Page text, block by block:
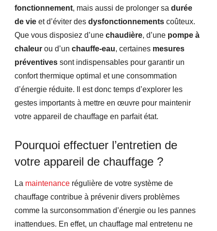
fonctionnement, mais aussi de prolonger sa durée
de vie et d’éviter des dysfonctionnements coûteux.
Que vous disposiez d’une chaudière, d’une pompe à
chaleur ou d’un chauffe-eau, certaines mesures
préventives sont indispensables pour garantir un
confort thermique optimal et une consommation
d’énergie réduite. Il est donc temps d’explorer les
gestes importants à mettre en œuvre pour maintenir
votre appareil de chauffage en parfait état.
Pourquoi effectuer l’entretien de
votre appareil de chauffage ?
La maintenance régulière de votre système de
chauffage contribue à prévenir divers problèmes
comme la surconsommation d’énergie ou les pannes
inattendues. En effet, un chauffage mal entretenu ne